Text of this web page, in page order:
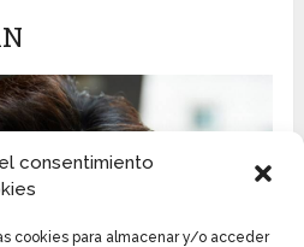
consentimiento
cookies para almacenar y/o acceder